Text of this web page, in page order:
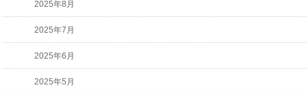
2025年8月
2025年7月
2025年6月
2025年5月